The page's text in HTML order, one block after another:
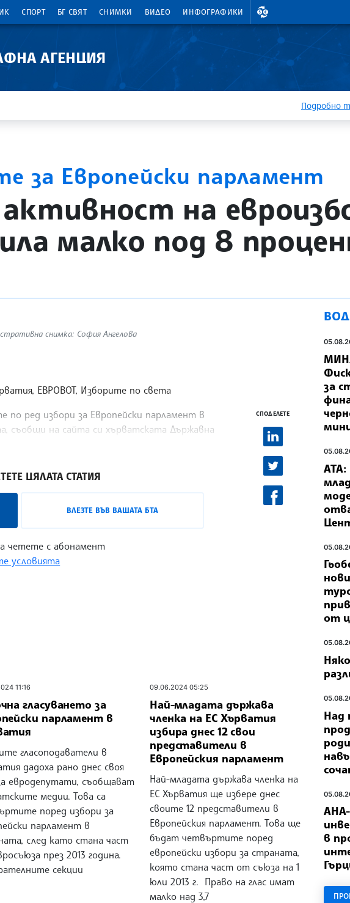
СПОРТ БГ СВЯТ СНИМКИ ВИДЕО ИНФОГРАФИКИ
ВАЛУТНИ КУРСОВЕ
АГЕНЦИЯ
Подробно
за Европейски парламент
на
малко под 8
снимка: София Ангелова
ЕВРОВОТ, Изборите по света
ред избори за Европейски парламент в
съобщи на сайта си хърватската Държавна
ЦЯЛАТА СТАТИЯ
ВЛЕЗТЕ ВЪВ ВАШАТА БТА
четете с абонамент
условията
СПОДЕЛЕТЕ
11:16
гласуването за
парламент в
гласоподаватели в
дадоха рано днес своя
евродепутати, съобщават
медии. Това са
поред избори за
парламент в
след като стана част
през 2013 година.
секции
09.06.2024 05:25
Най-младата държава
членка на ЕС Хърватия
избира днес 12 свои
представители в
Европейския парламент
Най-младата държава членка на
ЕС Хърватия ще избере днес
своите 12 представители в
Европейския парламент. Това ще
бъдат четвъртите поред
европейски избори за страната,
която стана част от съюза на 1
юли 2013 г. Право на глас имат
малко над 3,7
за
АТА:
от
Над
в